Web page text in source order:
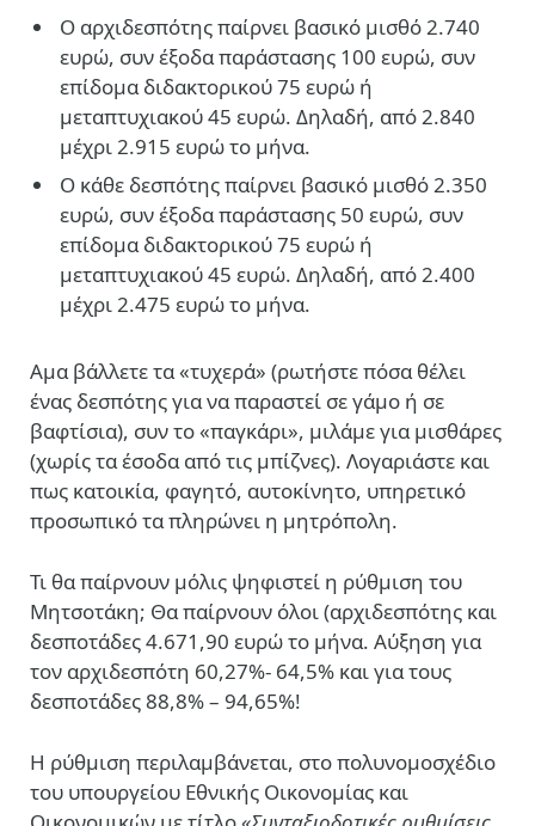
Ο αρχιδεσπότης παίρνει βασικό μισθό 2.740
ευρώ, συν έξοδα παράστασης 100 ευρώ, συν
επίδομα διδακτορικού 75 ευρώ ή
μεταπτυχιακού 45 ευρώ. Δηλαδή, από 2.840
μέχρι 2.915 ευρώ το μήνα.
Ο κάθε δεσπότης παίρνει βασικό μισθό 2.350
ευρώ, συν έξοδα παράστασης 50 ευρώ, συν
επίδομα διδακτορικού 75 ευρώ ή
μεταπτυχιακού 45 ευρώ. Δηλαδή, από 2.400
μέχρι 2.475 ευρώ το μήνα.
Αμα βάλλετε τα «τυχερά» (ρωτήστε πόσα θέλει
ένας δεσπότης για να παραστεί σε γάμο ή σε
βαφτίσια), συν το «παγκάρι», μιλάμε για μισθάρες
(χωρίς τα έσοδα από τις μπίζνες). Λογαριάστε και
πως κατοικία, φαγητό, αυτοκίνητο, υπηρετικό
προσωπικό τα πληρώνει η μητρόπολη.
Τι θα παίρνουν μόλις ψηφιστεί η ρύθμιση του
Μητσοτάκη; Θα παίρνουν όλοι (αρχιδεσπότης και
δεσποτάδες 4.671,90 ευρώ το μήνα. Αύξηση για
τον αρχιδεσπότη 60,27%- 64,5% και για τους
δεσποτάδες 88,8% – 94,65%!
Η ρύθμιση περιλαμβάνεται, στο πολυνομοσχέδιο
του υπουργείου Εθνικής Οικονομίας και